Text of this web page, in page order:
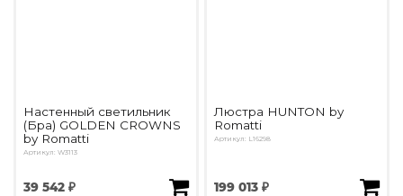
Настенный светильник
(Бра) GOLDEN CROWNS
by Romatti
Артикул: W3113
39 542 ₽
Люстра HUNTON by
Romatti
Артикул: L16298
199 013 ₽